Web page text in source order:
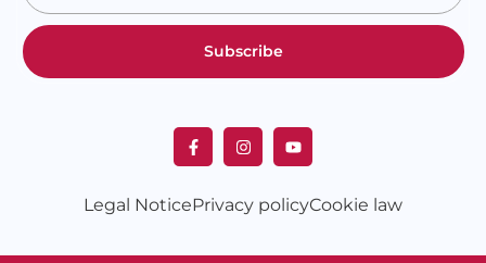
Subscribe
Legal NoticePrivacy policyCookie law